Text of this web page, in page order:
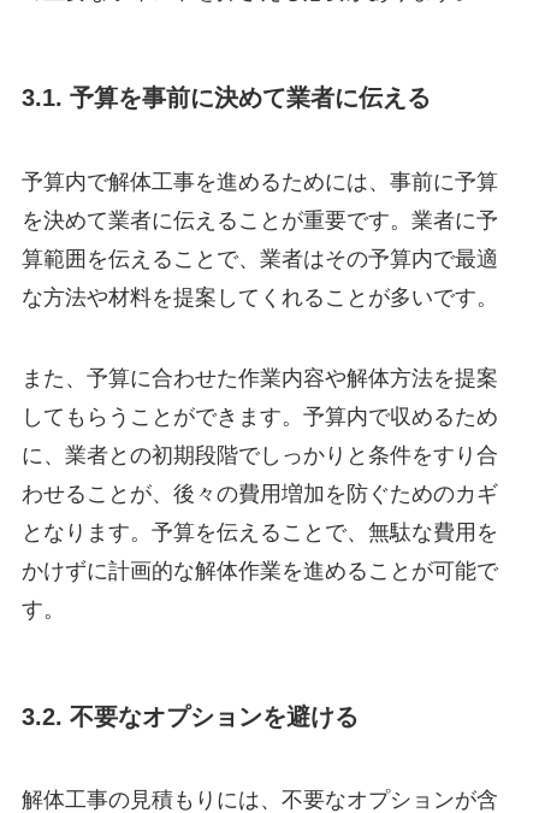
3.1. 予算を事前に決めて業者に伝える
予算内で解体工事を進めるためには、事前に予算
を決めて業者に伝えることが重要です。業者に予
算範囲を伝えることで、業者はその予算内で最適
な方法や材料を提案してくれることが多いです。
また、予算に合わせた作業内容や解体方法を提案
してもらうことができます。予算内で収めるため
に、業者との初期段階でしっかりと条件をすり合
わせることが、後々の費用増加を防ぐためのカギ
となります。予算を伝えることで、無駄な費用を
かけずに計画的な解体作業を進めることが可能で
す。
3.2. 不要なオプションを避ける
解体工事の見積もりには、不要なオプションが含